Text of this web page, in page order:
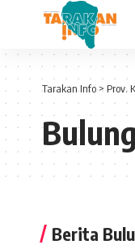
Tarakan Info > Prov.
Berita